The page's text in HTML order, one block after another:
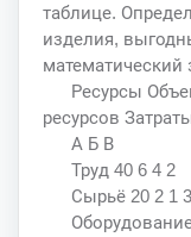
таблице.
изделия,
математический
Ресурсы
ресурсов
А Б В
Труд 40 6 4 2
Сырьё 20 2 1 3